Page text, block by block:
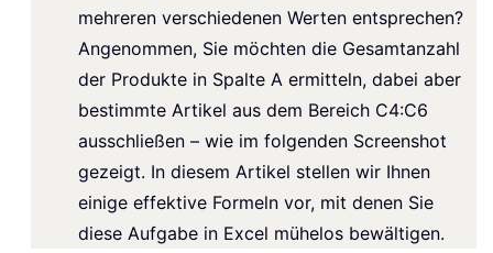
mehreren verschiedenen Werten entsprechen?
Angenommen, Sie möchten die Gesamtanzahl
der Produkte in Spalte A ermitteln, dabei aber
bestimmte Artikel aus dem Bereich C4:C6
ausschließen – wie im folgenden Screenshot
gezeigt. In diesem Artikel stellen wir Ihnen
einige effektive Formeln vor, mit denen Sie
diese Aufgabe in Excel mühelos bewältigen.